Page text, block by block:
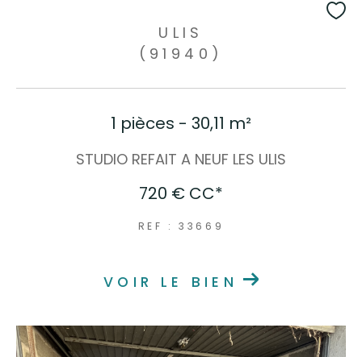
ULIS
(91940)
1 pièces - 30,11 m²
STUDIO REFAIT A NEUF LES ULIS
720 € CC*
REF : 33669
VOIR LE BIEN